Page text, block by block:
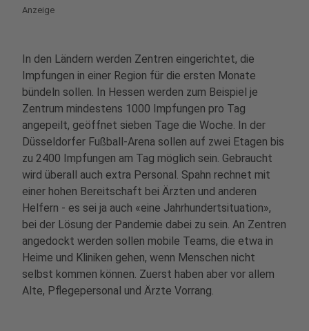
Anzeige
In den Ländern werden Zentren eingerichtet, die
Impfungen in einer Region für die ersten Monate
bündeln sollen. In Hessen werden zum Beispiel je
Zentrum mindestens 1000 Impfungen pro Tag
angepeilt, geöffnet sieben Tage die Woche. In der
Düsseldorfer Fußball-Arena sollen auf zwei Etagen bis
zu 2400 Impfungen am Tag möglich sein. Gebraucht
wird überall auch extra Personal. Spahn rechnet mit
einer hohen Bereitschaft bei Ärzten und anderen
Helfern - es sei ja auch «eine Jahrhundertsituation»,
bei der Lösung der Pandemie dabei zu sein. An Zentren
angedockt werden sollen mobile Teams, die etwa in
Heime und Kliniken gehen, wenn Menschen nicht
selbst kommen können. Zuerst haben aber vor allem
Alte, Pflegepersonal und Ärzte Vorrang.